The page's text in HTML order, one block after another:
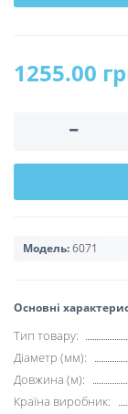
1255.00
Модель:6071
Основні
Тип товару:
Діаметр (мм):
Довжина (м):
Країна виробник: